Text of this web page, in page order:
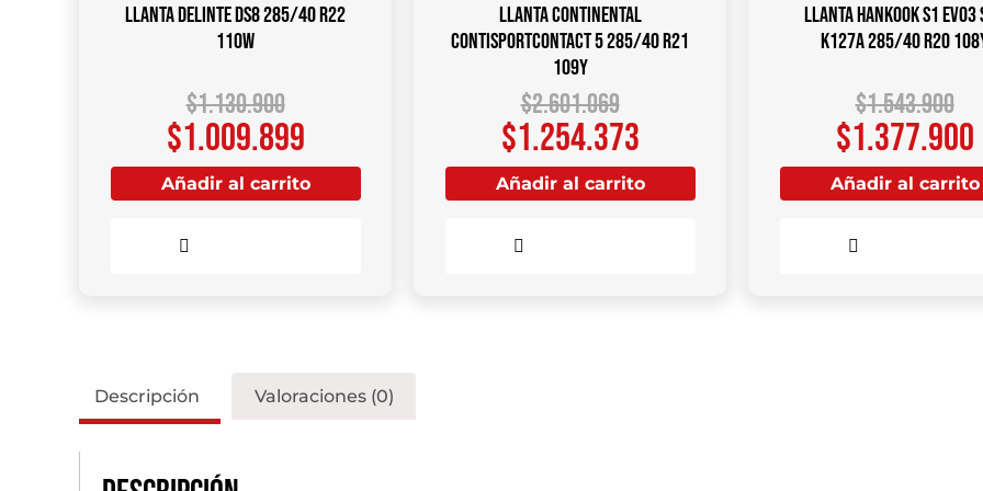
Llanta DELINTE DS8 285/40 R22
110W
$1.130.900
$1.009.899
Añadir al carrito
Llanta CONTINENTAL
ContiSportContact 5 285/40 R21
109Y
$2.601.069
$1.254.373
Añadir al carrito
Llanta HANKOOK S1 Evo3
K127A 285/40 R20
$1.543.900
$1.377.900
Añadir al carrito
Descripción Valoraciones (0)